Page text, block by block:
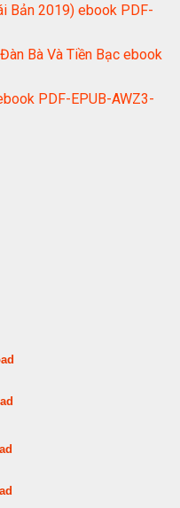
Bản 2019) ebook PDF-
Bà Và Tiền Bạc ebook
PDF-EPUB-AWZ3-